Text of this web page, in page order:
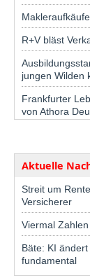
R+V bläst
jungen Wilden
Frankfurter
von Athora
Aktuelle
Streit um
Versicherer
Viermal
Bäte: KI
fundamental